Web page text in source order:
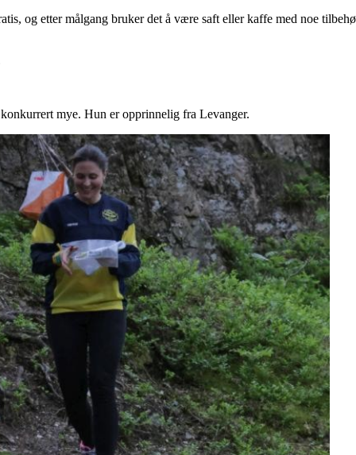
og etter målgang bruker det å være saft eller kaffe med noe
mye. Hun er opprinnelig fra Levanger.